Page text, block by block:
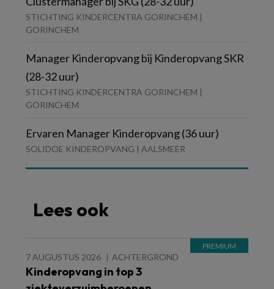
STICHTING KINDERCENTRA GORINCHEM |
GORINCHEM
Manager Kinderopvang bij Kinderopvang SKR
(28-32 uur)
STICHTING KINDERCENTRA GORINCHEM |
GORINCHEM
Ervaren Manager Kinderopvang (36 uur)
SOLIDOE KINDEROPVANG | AALSMEER
Lees ook
7 AUGUSTUS 2026 ACHTERGROND
Kinderopvang in top 3